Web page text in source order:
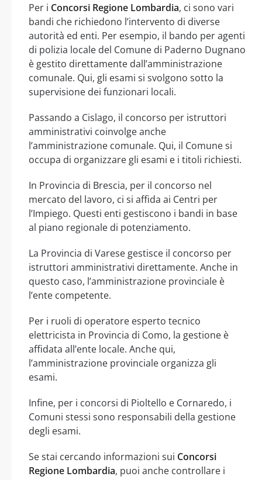
Per i Concorsi Regione Lombardia, ci sono vari
bandi che richiedono l’intervento di diverse
autorità ed enti. Per esempio, il bando per agenti
di polizia locale del Comune di Paderno Dugnano
è gestito direttamente dall’amministrazione
comunale. Qui, gli esami si svolgono sotto la
supervisione dei funzionari locali.
Passando a Cislago, il concorso per istruttori
amministrativi coinvolge anche
l’amministrazione comunale. Qui, il Comune si
occupa di organizzare gli esami e i titoli richiesti.
In Provincia di Brescia, per il concorso nel
mercato del lavoro, ci si affida ai Centri per
l’Impiego. Questi enti gestiscono i bandi in base
al piano regionale di potenziamento.
La Provincia di Varese gestisce il concorso per
istruttori amministrativi direttamente. Anche in
questo caso, l’amministrazione provinciale è
l’ente competente.
Per i ruoli di operatore esperto tecnico
elettricista in Provincia di Como, la gestione è
affidata all’ente locale. Anche qui,
l’amministrazione provinciale organizza gli
esami.
Infine, per i concorsi di Pioltello e Cornaredo, i
Comuni stessi sono responsabili della gestione
degli esami.
Se stai cercando informazioni sui Concorsi
Regione Lombardia, puoi anche controllare i